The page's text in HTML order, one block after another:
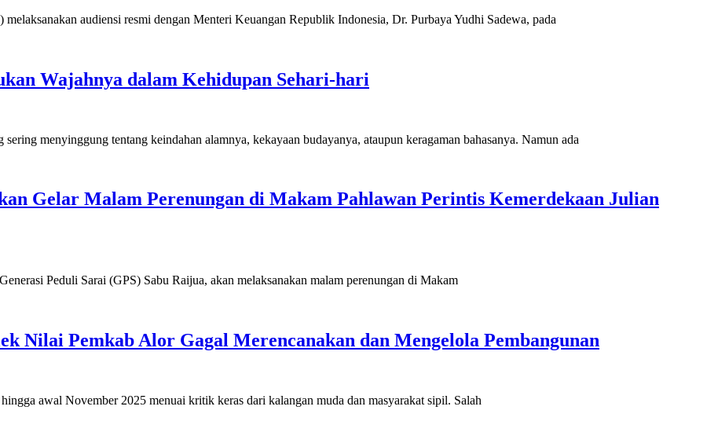
audiensi resmi dengan Menteri Keuangan Republik Indonesia, Dr. Purbaya Yudhi Sadewa, pada
Wajahnya dalam Kehidupan Sehari-hari
menyinggung tentang keindahan alamnya, kekayaan budayanya, ataupun keragaman bahasanya. Namun ada
Gelar Malam Perenungan di Makam Pahlawan Perintis Kemerdekaan Julian
Peduli Sarai (GPS) Sabu Raijua, akan melaksanakan malam perenungan di Makam
Nilai Pemkab Alor Gagal Merencanakan dan Mengelola Pembangunan
awal November 2025 menuai kritik keras dari kalangan muda dan masyarakat sipil. Salah